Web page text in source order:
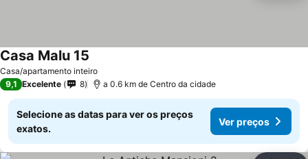
Casa/apartamento inteiro
Casa Malu 15
9,1 Excelente 8 a 0.6 km de Centro da cidade
Selecione as datas para ver os preços
exatos.
Ver preços